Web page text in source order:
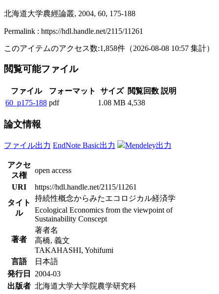
北海道大学農經論叢, 2004, 60, 175-188
Permalink : https://hdl.handle.net/2115/11261
このアイテムのアクセス数:1,858件 （2026-08-08 10:57 集計）
閲覧可能ファイル
ファイル フォーマット サイズ 閲覧回数 説明
60_p175-188 pdf 1.08 MB 4,538
論文情報
ファイル出力 EndNote Basic出力 Mendeley出力
アクセ
ス権
open access
URI
https://hdl.handle.net/2115/11261
タイト
ル
持続性概念からみたエコロジカル経済学
Ecological Economics from the viewpoint of
Sustainability Conscept
著者
著者名
高橋, 義文
TAKAHASHI, Yohifumi
言語
日本語
発行日
2004-03
出版者 北海道大学大学院農学研究科